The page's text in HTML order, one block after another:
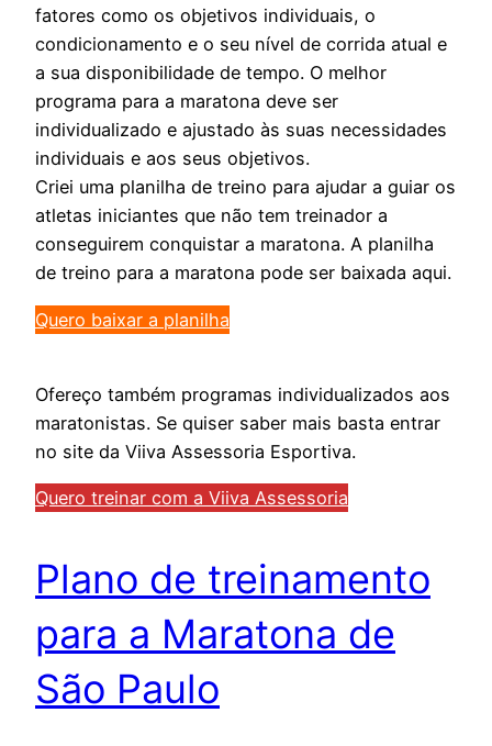
fatores como os objetivos individuais, o
condicionamento e o seu nível de corrida atual e
a sua disponibilidade de tempo. O melhor
programa para a maratona deve ser
individualizado e ajustado às suas necessidades
individuais e aos seus objetivos.
Criei uma planilha de treino para ajudar a guiar os
atletas iniciantes que não tem treinador a
conseguirem conquistar a maratona. A planilha
de treino para a maratona pode ser baixada aqui.
Quero baixar a planilha
Ofereço também programas individualizados aos
maratonistas. Se quiser saber mais basta entrar
no site da Viiva Assessoria Esportiva.
Quero treinar com a Viiva Assessoria
Plano de treinamento
para a Maratona de
São Paulo